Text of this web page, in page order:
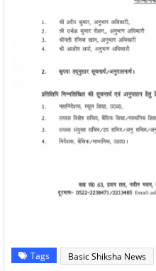
Tags Basic Shiksha News